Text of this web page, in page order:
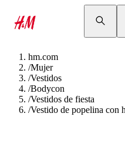
hm.com
/Mujer
/Vestidos
/Bodycon
/Vestidos de fiesta
/Vestido de popelina con